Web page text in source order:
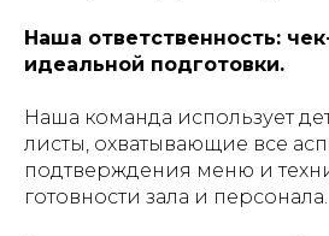
Наша ответственность:
идеальной подготовки.
Наша команда использует
листы, охватывающие все
подтверждения меню и
готовности зала и персонала.